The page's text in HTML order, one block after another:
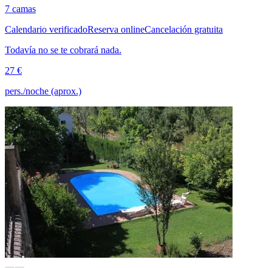
7 camas
Calendario verificadoReserva onlineCancelación gratuita
Todavía no se te cobrará nada.
27 €
pers./noche (aprox.)